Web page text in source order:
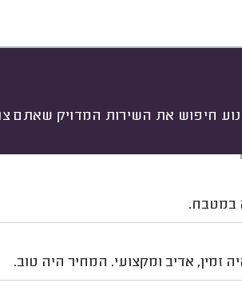
חיפוש את השירות המדויק שאתם
במטבח.
זמין, אדיב ומקצועי. המחיר היה טוב.